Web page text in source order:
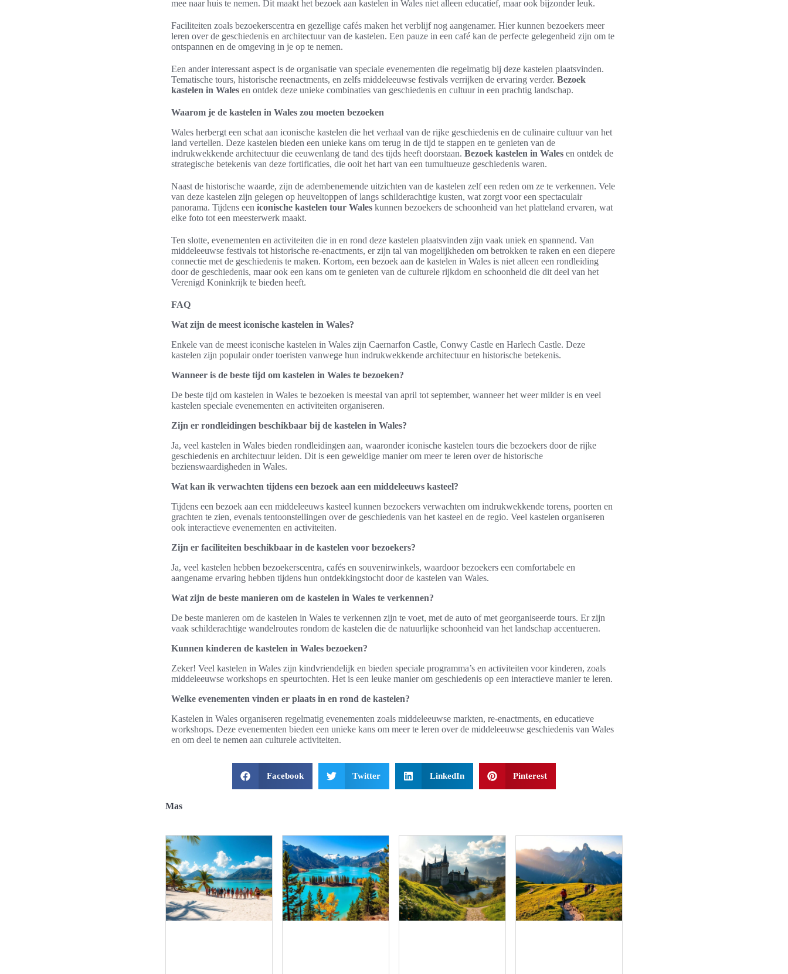
mee naar huis te nemen. Dit maakt het bezoek aan kastelen in Wales niet alleen educatief, maar ook bijzonder leuk.
Faciliteiten zoals bezoekerscentra en gezellige cafés maken het verblijf nog aangenamer. Hier kunnen bezoekers meer
leren over de geschiedenis en architectuur van de kastelen. Een pauze in een café kan de perfecte gelegenheid zijn om te
ontspannen en de omgeving in je op te nemen.
Een ander interessant aspect is de organisatie van speciale evenementen die regelmatig bij deze kastelen plaatsvinden.
Tematische tours, historische reenactments, en zelfs middeleeuwse festivals verrijken de ervaring verder. Bezoek
kastelen in Wales en ontdek deze unieke combinaties van geschiedenis en cultuur in een prachtig landschap.
Waarom je de kastelen in Wales zou moeten bezoeken
Wales herbergt een schat aan iconische kastelen die het verhaal van de rijke geschiedenis en de culinaire cultuur van het
land vertellen. Deze kastelen bieden een unieke kans om terug in de tijd te stappen en te genieten van de
indrukwekkende architectuur die eeuwenlang de tand des tijds heeft doorstaan. Bezoek kastelen in Wales en ontdek de
strategische betekenis van deze fortificaties, die ooit het hart van een tumultueuze geschiedenis waren.
Naast de historische waarde, zijn de adembenemende uitzichten van de kastelen zelf een reden om ze te verkennen. Vele
van deze kastelen zijn gelegen op heuveltoppen of langs schilderachtige kusten, wat zorgt voor een spectaculair
panorama. Tijdens een iconische kastelen tour Wales kunnen bezoekers de schoonheid van het platteland ervaren, wat
elke foto tot een meesterwerk maakt.
Ten slotte, evenementen en activiteiten die in en rond deze kastelen plaatsvinden zijn vaak uniek en spannend. Van
middeleeuwse festivals tot historische re-enactments, er zijn tal van mogelijkheden om betrokken te raken en een diepere
connectie met de geschiedenis te maken. Kortom, een bezoek aan de kastelen in Wales is niet alleen een rondleiding
door de geschiedenis, maar ook een kans om te genieten van de culturele rijkdom en schoonheid die dit deel van het
Verenigd Koninkrijk te bieden heeft.
FAQ
Wat zijn de meest iconische kastelen in Wales?
Enkele van de meest iconische kastelen in Wales zijn Caernarfon Castle, Conwy Castle en Harlech Castle. Deze
kastelen zijn populair onder toeristen vanwege hun indrukwekkende architectuur en historische betekenis.
Wanneer is de beste tijd om kastelen in Wales te bezoeken?
De beste tijd om kastelen in Wales te bezoeken is meestal van april tot september, wanneer het weer milder is en veel
kastelen speciale evenementen en activiteiten organiseren.
Zijn er rondleidingen beschikbaar bij de kastelen in Wales?
Ja, veel kastelen in Wales bieden rondleidingen aan, waaronder iconische kastelen tours die bezoekers door de rijke
geschiedenis en architectuur leiden. Dit is een geweldige manier om meer te leren over de historische
bezienswaardigheden in Wales.
Wat kan ik verwachten tijdens een bezoek aan een middeleeuws kasteel?
Tijdens een bezoek aan een middeleeuws kasteel kunnen bezoekers verwachten om indrukwekkende torens, poorten en
grachten te zien, evenals tentoonstellingen over de geschiedenis van het kasteel en de regio. Veel kastelen organiseren
ook interactieve evenementen en activiteiten.
Zijn er faciliteiten beschikbaar in de kastelen voor bezoekers?
Ja, veel kastelen hebben bezoekerscentra, cafés en souvenirwinkels, waardoor bezoekers een comfortabele en
aangename ervaring hebben tijdens hun ontdekkingstocht door de kastelen van Wales.
Wat zijn de beste manieren om de kastelen in Wales te verkennen?
De beste manieren om de kastelen in Wales te verkennen zijn te voet, met de auto of met georganiseerde tours. Er zijn
vaak schilderachtige wandelroutes rondom de kastelen die de natuurlijke schoonheid van het landschap accentueren.
Kunnen kinderen de kastelen in Wales bezoeken?
Zeker! Veel kastelen in Wales zijn kindvriendelijk en bieden speciale programma’s en activiteiten voor kinderen, zoals
middeleeuwse workshops en speurtochten. Het is een leuke manier om geschiedenis op een interactieve manier te leren.
Welke evenementen vinden er plaats in en rond de kastelen?
Kastelen in Wales organiseren regelmatig evenementen zoals middeleeuwse markten, re-enactments, en educatieve
workshops. Deze evenementen bieden een unieke kans om meer te leren over de middeleeuwse geschiedenis van Wales
en om deel te nemen aan culturele activiteiten.
Facebook Twitter LinkedIn Pinterest
Mas